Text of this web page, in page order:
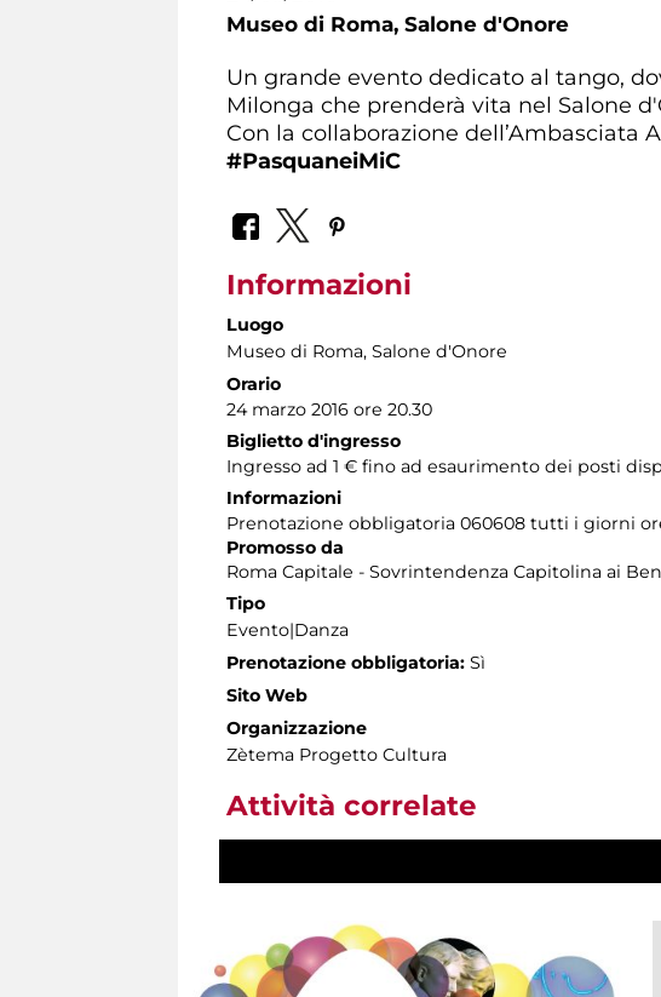
Museo di Roma, Salone d'Onore
Un grande evento dedicato al tango,
Milonga che prenderà vita nel Salone
Con la collaborazione dell’Ambasciata
#PasquaneiMiC
Informazioni
Luogo
Museo di Roma, Salone d'Onore
Orario
24 marzo 2016 ore 20.30
Biglietto d'ingresso
Ingresso ad 1 € fino ad esaurimento dei posti
Informazioni
Prenotazione obbligatoria 060608 tutti i giorni
Promosso da
Roma Capitale - Sovrintendenza Capitolina ai
Tipo
Evento|Danza
Prenotazione obbligatoria: Sì
Sito Web
Organizzazione
Zètema Progetto Cultura
Attività correlate